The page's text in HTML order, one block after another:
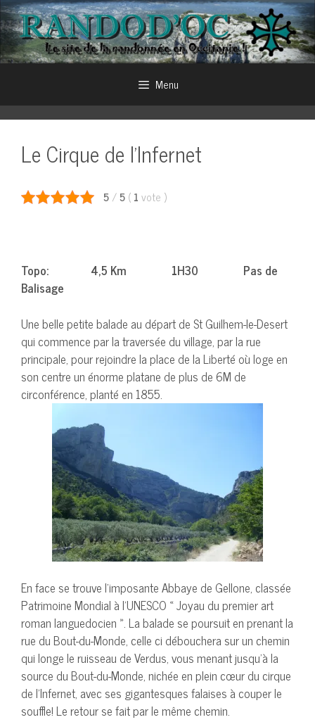
Aller
au
contenu
Menu
Le Cirque de l’Infernet
5 /5 ( 1 vote )
Topo: 4,5 Km 1H30 Pas de
Balisage
Une belle petite balade au départ de St Guilhem-le-Desert
qui commence par la traversée du village, par la rue
principale, pour rejoindre la place de la Liberté où loge en
son centre un énorme platane de plus de 6M de
circonférence, planté en 1855.
En face se trouve l’imposante Abbaye de Gellone, classée
Patrimoine Mondial à l’UNESCO « Joyau du premier art
roman languedocien ». La balade se poursuit en prenant la
rue du Bout-du-Monde, celle ci débouchera sur un chemin
qui longe le ruisseau de Verdus, vous menant jusqu’à la
source du Bout-du-Monde, nichée en plein cœur du cirque
de l’Infernet, avec ses gigantesques falaises à couper le
souffle! Le retour se fait par le même chemin.